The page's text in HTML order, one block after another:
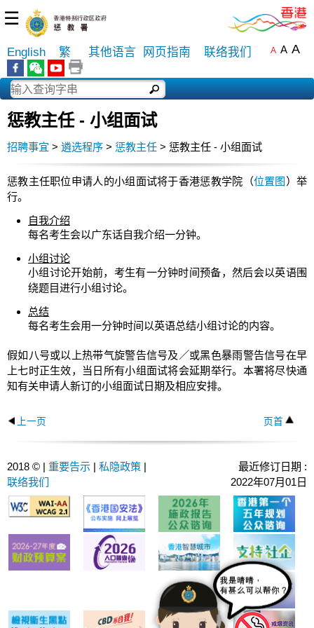
☰
English 繁 其他语言 网页指南 联络我们 A A A
惩教主任 - 小组面试
招聘事宜 > 遴选程序 > 惩教主任 > 惩教主任 - 小组面试
惩教主任职位申请人的小组面试将于香港惩教学院（位置图 ）举
行。
自我介绍
每名考生会以广东话自我介绍一分钟。
小组讨论
小组讨论开始前，考生有一分钟时间预备，然后会以英语围
绕题目进行小组讨论。
总结
每名考生会用一分钟时间以英语总结小组讨论的内容。
假如八号或以上热带气旋警告信号及／或黑色暴雨警告信号在早
上七时正生效，当日所有小组面试将会延期举行。本署将尽快通
知有关申请人新订的小组面试日期及相应安排。
上一页 页首
2018 © | 重要告示 | 私隐政策 |
联络我们
最近修订日期 :
2022年07月01日